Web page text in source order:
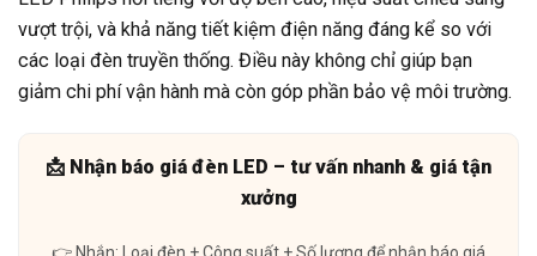
vượt trội, và khả năng tiết kiệm điện năng đáng kể so với
các loại đèn truyền thống. Điều này không chỉ giúp bạn
giảm chi phí vận hành mà còn góp phần bảo vệ môi trường.
📩 Nhận báo giá đèn LED – tư vấn nhanh & giá tận
xưởng